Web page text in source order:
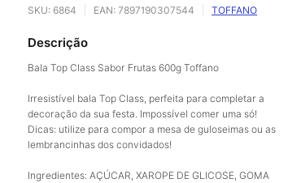
SKU: 6864 EAN: 7897190307544 TOFFANO
Descrição
Bala Top Class Sabor Frutas 600g Toffano
Irresistível bala Top Class, perfeita para completar a
decoração da sua festa. Impossível comer uma só!
Dicas: utilize para compor a mesa de guloseimas ou as
lembrancinhas dos convidados!
Ingredientes: AÇÚCAR, XAROPE DE GLICOSE, GOMA